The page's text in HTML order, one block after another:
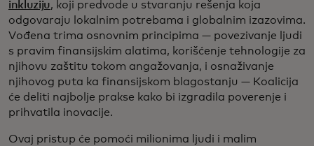
inkluziju, koji predvode u stvaranju rešenja koja
odgovaraju lokalnim potrebama i globalnim izazovima.
Vođena trima osnovnim principima — povezivanje ljudi
s pravim finansijskim alatima, korišćenje tehnologije za
njihovu zaštitu tokom angažovanja, i osnaživanje
njihovog puta ka finansijskom blagostanju — Koalicija
će deliti najbolje prakse kako bi izgradila poverenje i
prihvatila inovacije.
Ovaj pristup će pomoći milionima ljudi i malim